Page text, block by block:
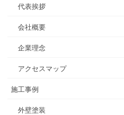
代表挨拶
会社概要
企業理念
アクセスマップ
施工事例
外壁塗装